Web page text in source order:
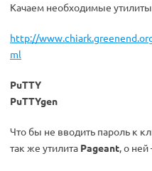
Качаем необходимые
http://
ml
PuTTY
PuTTYgen
Что бы не вводить пароль к
так же утилита Pageant, о